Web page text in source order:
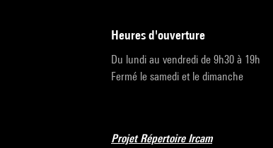
heures d'ouverture
Du lundi au vendredi de 9h30 à 19h
Fermé le samedi et le dimanche
Projet Répertoire Ircam